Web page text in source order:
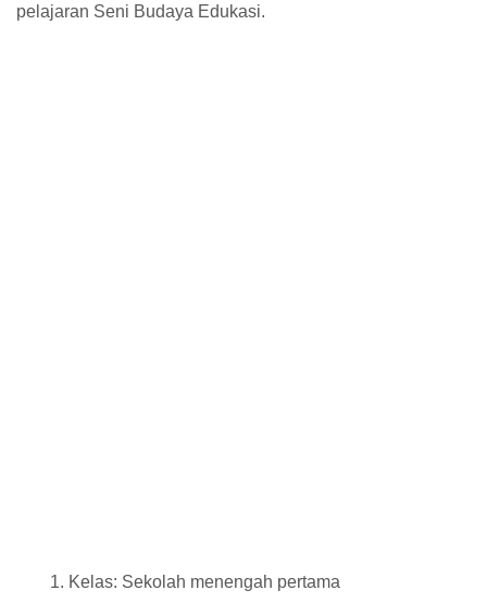
pelajaran Seni Budaya Edukasi.
Kelas: Sekolah menengah pertama